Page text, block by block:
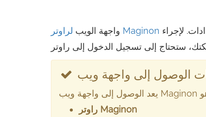
واجهة الويب لراوتر Maginon
راوتر Maginon